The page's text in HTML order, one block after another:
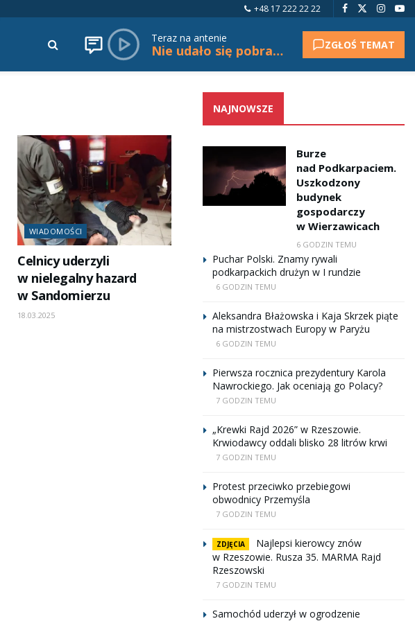
+48 17 222 22 22
Teraz na antenie
Nie udało się pobrać tytułu. ZGŁOŚ TEMAT
WIADOMOŚCI
Celnicy uderzyli
w nielegalny hazard
w Sandomierzu
18.03.2025
NAJNOWSZE
Burze
nad Podkarpaciem.
Uszkodzony
budynek
gospodarczy
w Wierzawicach
6 GODZIN TEMU
Puchar Polski. Znamy rywali
podkarpackich drużyn w I rundzie
6 GODZIN TEMU
Aleksandra Błażowska i Kaja Skrzek piąte
na mistrzostwach Europy w Paryżu
6 GODZIN TEMU
Pierwsza rocznica prezydentury Karola
Nawrockiego. Jak oceniają go Polacy?
7 GODZIN TEMU
„Krewki Rajd 2026” w Rzeszowie.
Krwiodawcy oddali blisko 28 litrów krwi
7 GODZIN TEMU
Protest przeciwko przebiegowi
obwodnicy Przemyśla
7 GODZIN TEMU
ZDJĘCIA
Najlepsi kierowcy znów
w Rzeszowie. Rusza 35. MARMA Rajd
Rzeszowski
7 GODZIN TEMU
Samochód uderzył w ogrodzenie